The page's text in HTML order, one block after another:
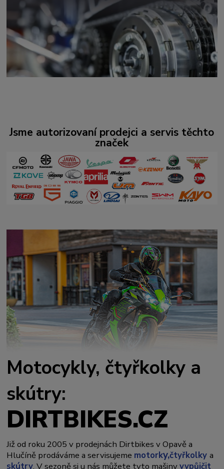
Jsme autorizovaní prodejci a servis těchto
značek
Motocykly, čtyřkolky a
skútry:
DIRTBIKES.CZ
Již od roku 2005 v prodejnách Dirtbikes v Opavě a
Hlučíně prodáváme a servisujeme motorky,čtyřkolkya
skútry. V sezoně si u nás můžete tyto mašinyvypůjčit